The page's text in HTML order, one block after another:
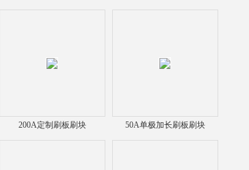
200A定制刷板刷块 50A单极加长刷板刷块